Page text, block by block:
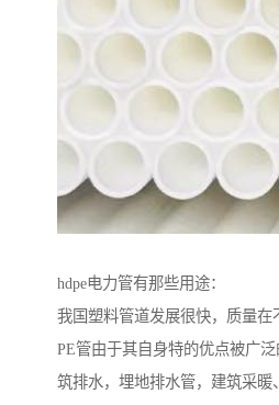
hdpe电力管有那些用途：
我国塑料管道发展很快，质量在
PE管由于其自身特的优点被广
筑排水，埋地排水管，建筑采暖